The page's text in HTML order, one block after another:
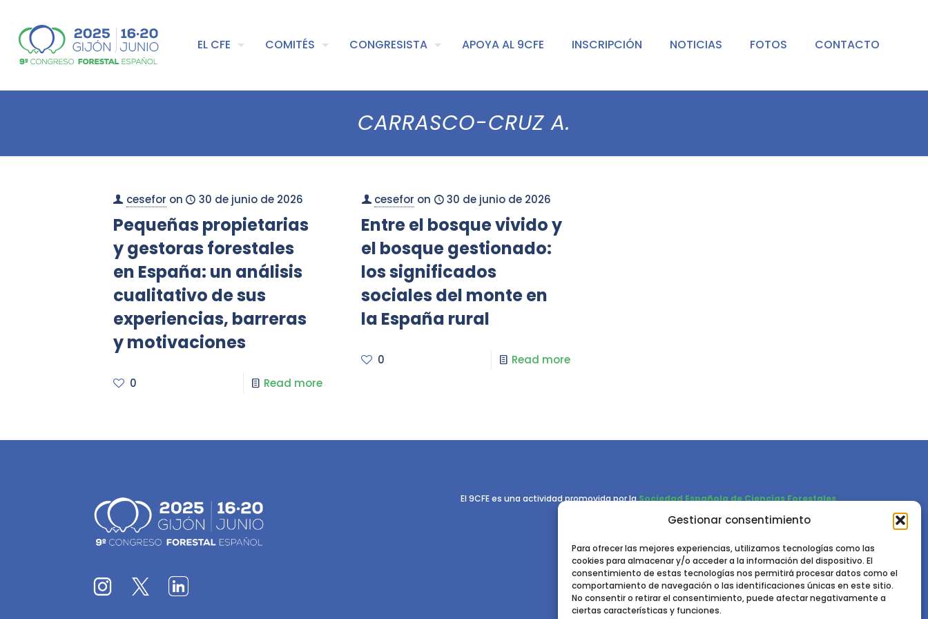
Gestionar consentimiento
Para ofrecer las mejores experiencias, utilizamos tecnologías como las
cookies para almacenar y/o acceder a la información del dispositivo. El
consentimiento de estas tecnologías nos permitirá procesar datos como el
comportamiento de navegación o las identificaciones únicas en este sitio.
No consentir o retirar el consentimiento, puede afectar negativamente a
ciertas características y funciones.
EL CFE COMITÉS CONGRESISTA APOYA AL 9CFE INSCRIPCIÓN NOTICIAS FOTOS CONTACTO
CARRASCO-CRUZ A.
cesefor on 30 de junio de 2026
Pequeñas propietarias
y gestoras forestales
en España: un análisis
cualitativo de sus
experiencias, barreras
y motivaciones
0 Read more
cesefor on 30 de junio de 2026
Entre el bosque vivido y
el bosque gestionado:
los significados
sociales del monte en
la España rural
0 Read more
El 9CFE es una actividad promovida por laSociedad Española de Ciencias Forestales
Instituto de Ciencias Forestales, INIA-CSIC